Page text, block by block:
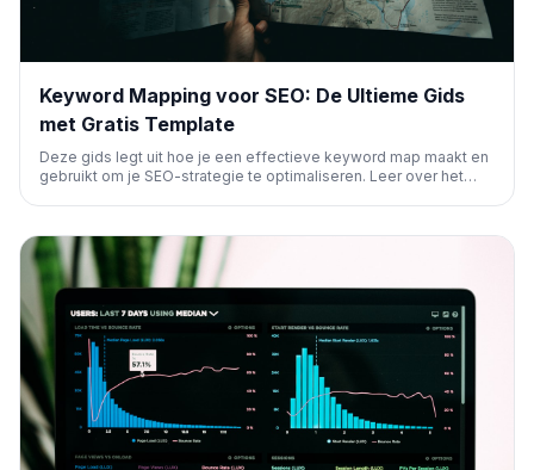
Keyword Mapping voor SEO: De Ultieme Gids
met Gratis Template
Deze gids legt uit hoe je een effectieve keyword map maakt en
gebruikt om je SEO-strategie te optimaliseren. Leer over het
tools, inclusief een gratis template.